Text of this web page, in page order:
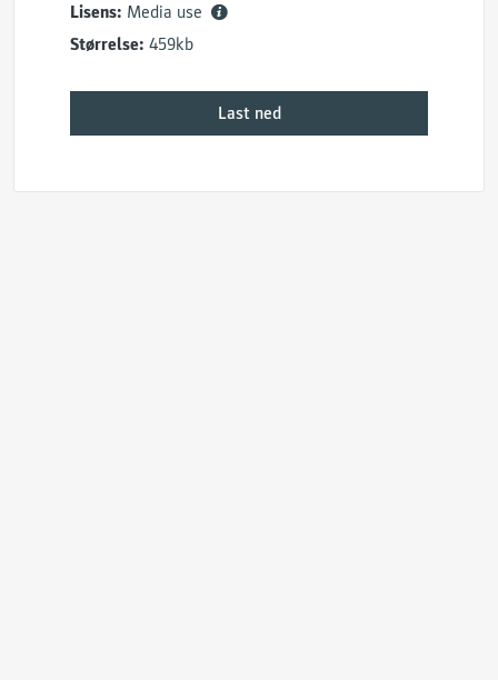
Lisens: Media use
Størrelse: 459kb
Last ned